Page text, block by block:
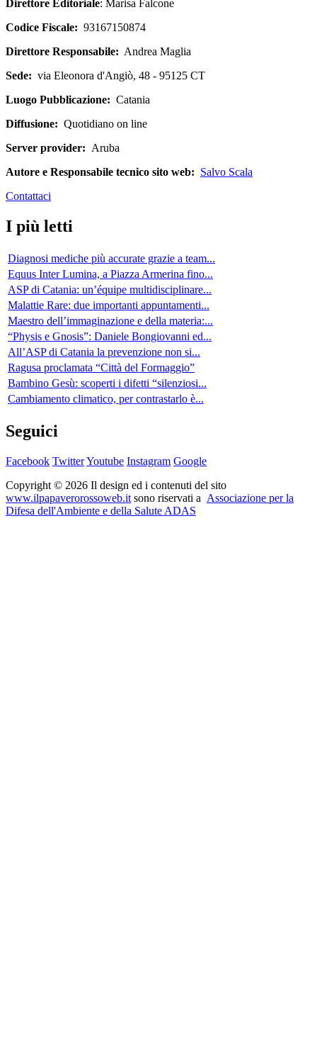
Direttore Editoriale: Marisa Falcone
Codice Fiscale: 93167150874
Direttore Responsabile: Andrea Maglia
Sede: via Eleonora d'Angiò, 48 - 95125 CT
Luogo Pubblicazione: Catania
Diffusione: Quotidiano on line
Server provider: Aruba
Autore e Responsabile tecnico sito web: Salvo Scala
Contattaci
I più letti
Diagnosi mediche più accurate grazie a team...
Equus Inter Lumina, a Piazza Armerina fino...
ASP di Catania: un’équipe multidisciplinare...
Malattie Rare: due importanti appuntamenti...
Maestro dell’immaginazione e della materia:...
“Physis e Gnosis”: Daniele Bongiovanni ed...
All’ASP di Catania la prevenzione non si...
Ragusa proclamata “Città del Formaggio”
Bambino Gesù: scoperti i difetti “silenziosi...
Cambiamento climatico, per contrastarlo è...
Seguici
Facebook TwitterYoutube Instagram Google
Copyright © 2026 Il design ed i contenuti del sito
www.ilpapaverorossoweb.it sono riservati a Associazione per la
Difesa dell'Ambiente e della Salute ADAS